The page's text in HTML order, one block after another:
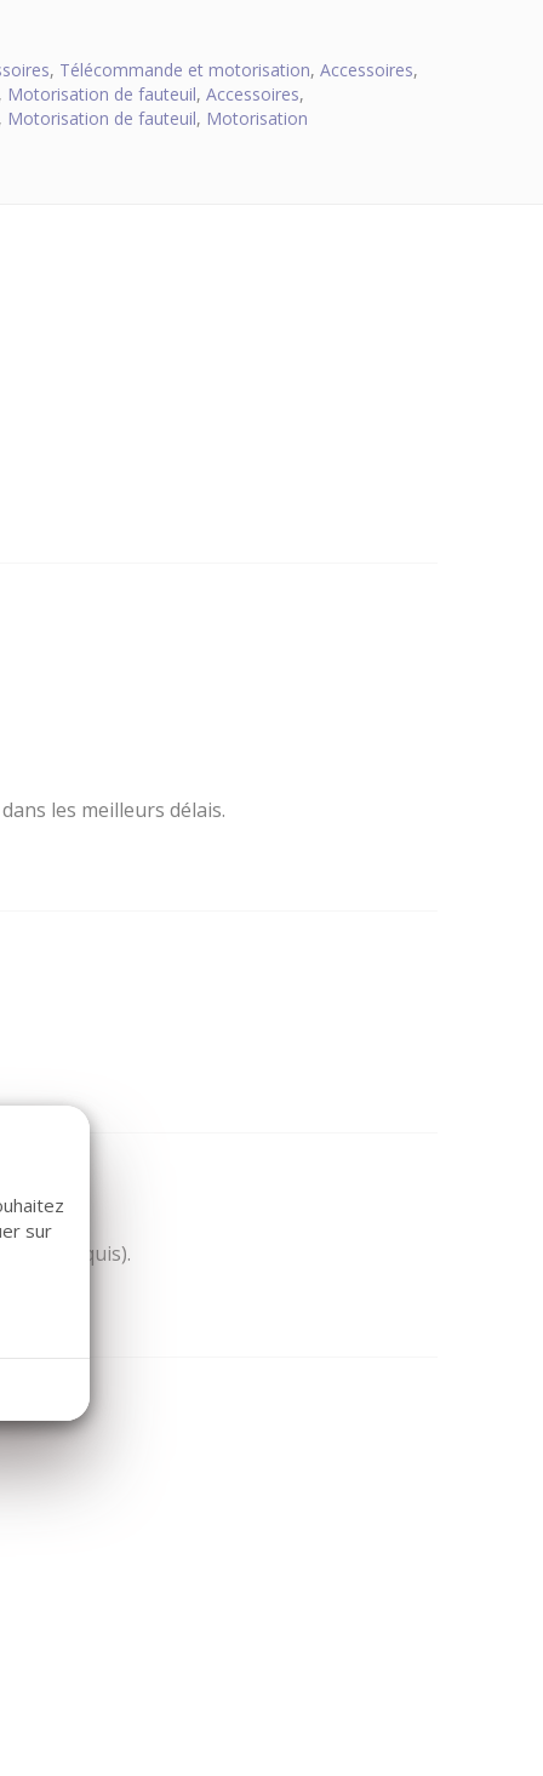
, Télécommande et motorisation, Accessoires,
, Motorisation de fauteuil, Accessoires,
, Motorisation de fauteuil, Motorisation
les meilleurs délais.
croquis).
sur